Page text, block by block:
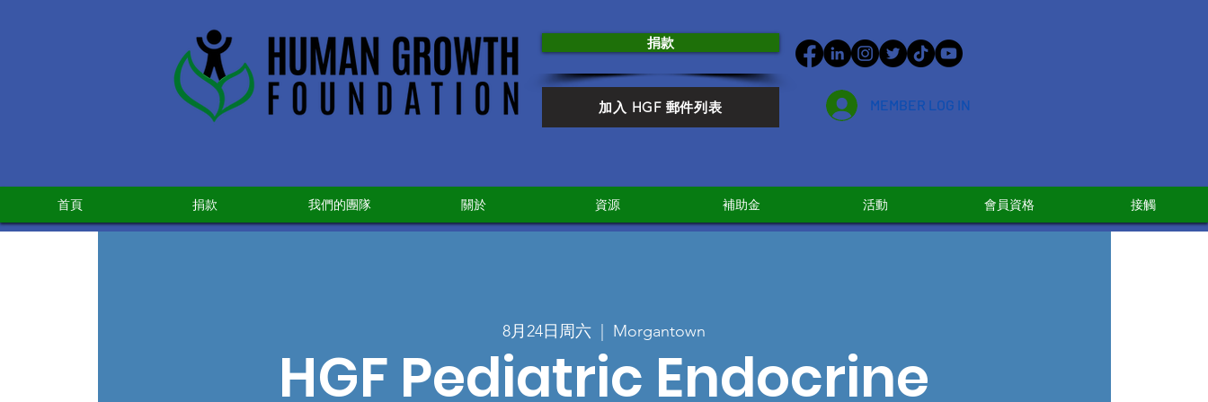
捐款
加入 HGF 郵件列表 MEMBER LOG IN
首頁 捐款 我們的團隊 關於 資源 補助金 活動 會員資格 接觸
8月24日周六 Morgantown
HGF Pediatric Endocrine